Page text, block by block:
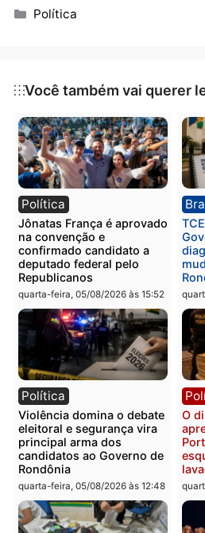
que o eleitorado ainda está
pode melhorar conforme a
PESQUISA REGIAO DO
Categorias
Política
Você também vai
Política
Jônatas França é aprovado
na convenção e
confirmado candidato a
deputado federal pelo
Republicanos